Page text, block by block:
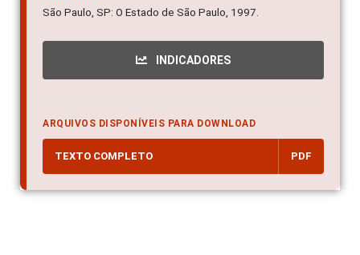
São Paulo, SP: O Estado de São Paulo, 1997.
INDICADORES
ARQUIVOS DISPONÍVEIS PARA DOWNLOAD
TEXTO COMPLETO PDF